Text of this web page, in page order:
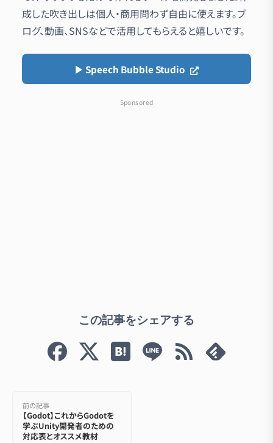
成した吹き出しは個人・商用問わず自由に使えます。ブ
ログ、動画、SNSなどで活用してもらえると嬉しいです。
▶︎ Speech Bubble Studio
Sponsored
この記事をシェアする
前の記事
【Godot】これからGodotを
学ぶUnity開発者のための
対応表とオススメ教材